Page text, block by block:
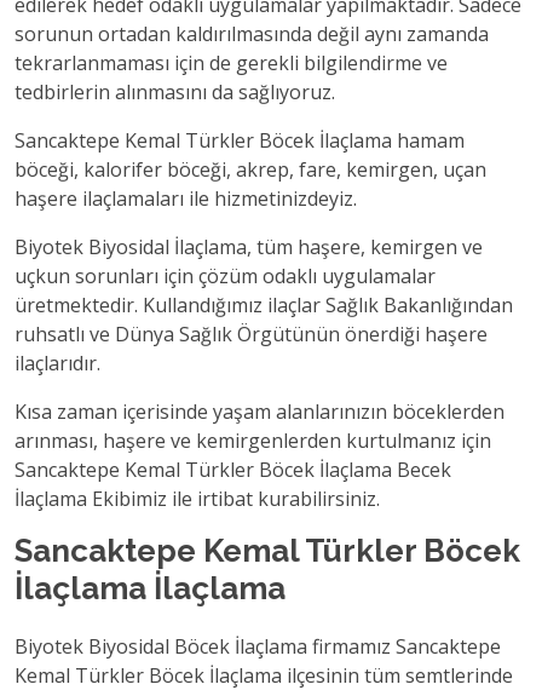
sorunun ortadan kaldırılmasında değil aynı zamanda
tekrarlanmaması için de gerekli bilgilendirme ve
tedbirlerin alınmasını da sağlıyoruz.
Sancaktepe Kemal Türkler Böcek İlaçlama hamam
böceği, kalorifer böceği, akrep, fare, kemirgen, uçan
haşere ilaçlamaları ile hizmetinizdeyiz.
Biyotek Biyosidal İlaçlama, tüm haşere, kemirgen ve
uçkun sorunları için çözüm odaklı uygulamalar
üretmektedir. Kullandığımız ilaçlar Sağlık Bakanlığından
ruhsatlı ve Dünya Sağlık Örgütünün önerdiği haşere
ilaçlarıdır.
Kısa zaman içerisinde yaşam alanlarınızın böceklerden
arınması, haşere ve kemirgenlerden kurtulmanız için
Sancaktepe Kemal Türkler Böcek İlaçlama Becek
İlaçlama Ekibimiz ile irtibat kurabilirsiniz.
Sancaktepe Kemal Türkler Böcek
İlaçlama İlaçlama
Biyotek Biyosidal Böcek İlaçlama firmamız Sancaktepe
Kemal Türkler Böcek İlaçlama ilçesinin tüm semtlerinde